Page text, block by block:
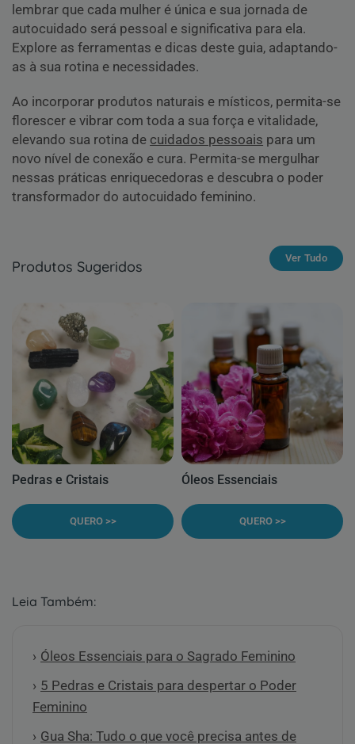
lembrar que cada mulher é única e sua jornada de
autocuidado será pessoal e significativa para ela.
Explore as ferramentas e dicas deste guia, adaptando-
as à sua rotina e necessidades.
Ao incorporar produtos naturais e místicos, permita-se
florescer e vibrar com toda a sua força e vitalidade,
elevando sua rotina de cuidados pessoais para um
novo nível de conexão e cura. Permita-se mergulhar
nessas práticas enriquecedoras e descubra o poder
transformador do autocuidado feminino.
Produtos Sugeridos Ver Tudo
Pedras e Cristais
QUERO >>
Óleos Essenciais
QUERO >>
Leia Também:
Óleos Essenciais para o Sagrado Feminino
5 Pedras e Cristais para despertar o Poder
Feminino
Gua Sha: Tudo o que você precisa antes de